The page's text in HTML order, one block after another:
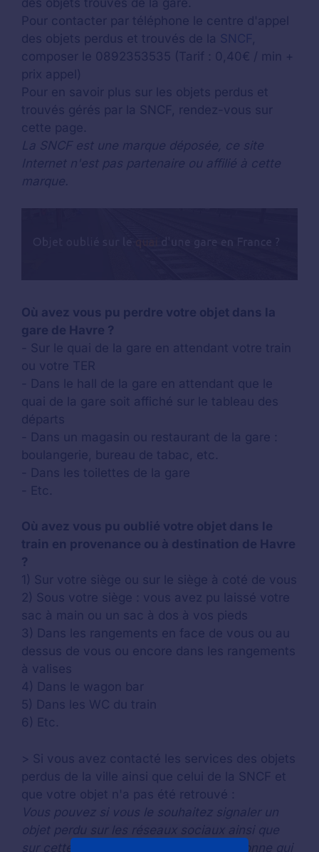
Pour contacter par téléphone le centre d'appel
des objets perdus et trouvés de la SNCF
composer le 0892353535 (Tarif : 0,40€ / min +
prix appel)
Pour en savoir plus sur les objets perdus et
trouvés gérés par la SNCF, rendez-vous sur
cette page.
La SNCF est une marque déposée, ce site
Internet n'est pas partenaire ou affilié à cette
marque.
Où avez vous pu perdre votre objet dans la
gare de Havre ?
- Sur le quai de la gare en attendant votre train
ou votre TER
- Dans le hall de la gare en attendant que le
quai de la gare soit affiché sur le tableau des
départs
- Dans un magasin ou restaurant de la gare :
boulangerie, bureau de tabac, etc.
- Dans les toilettes de la gare
- Etc.
Où avez vous pu oublié votre objet dans le
train en provenance ou à destination de Havre
?
1) Sur votre siège ou sur le siège à coté de vous
2) Sous votre siège : vous avez pu laissé votre
sac à main ou un sac à dos à vos pieds
3) Dans les rangements en face de vous ou au
dessus de vous ou encore dans les rangements
à valises
4) Dans le wagon bar
5) Dans les WC du train
6) Etc.
> Si vous avez contacté les services des objets
perdus de la ville ainsi que celui de la SNCF et
que votre objet n'a pas été retrouvé :
Vous pouvez si vous le souhaitez signaler un
objet perdu sur les réseaux sociaux ainsi que
sur cette page en espérant que la personne qui